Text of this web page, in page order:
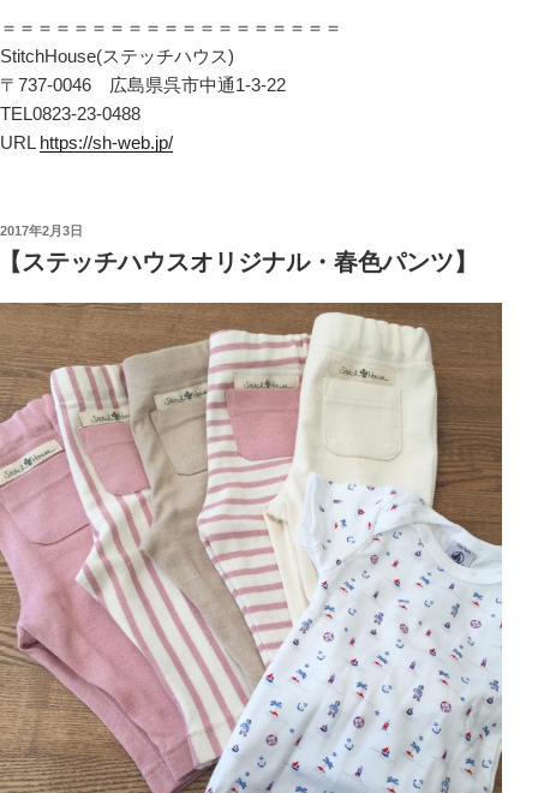
＝＝＝＝＝＝＝＝＝＝＝＝＝＝＝＝＝＝＝
StitchHouse(ステッチハウス)
〒737-0046 広島県呉市中通1-3-22
TEL0823-23-0488
URL https://sh-web.jp/
投
日:
2017年2月3日
ステッチハウスオリジナル・春色パンツ】